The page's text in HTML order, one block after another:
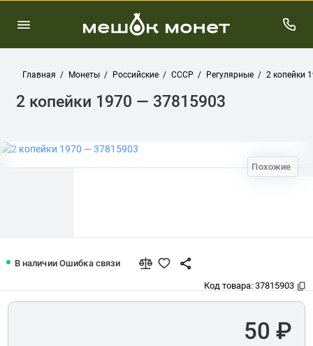
Главная Монеты Российские СССР Регулярные 2 копейки
2 копейки 1970 — 37815903
Похожие
В наличии Ошибка связи
Код товара: 37815903
50 ₽